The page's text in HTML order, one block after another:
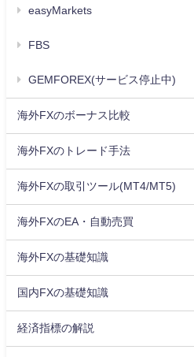
easyMarkets
FBS
GEMFOREX(サービス停止中)
海外FXのボーナス比較
海外FXのトレード手法
海外FXの取引ツール(MT4/MT5)
海外FXのEA・自動売買
海外FXの基礎知識
国内FXの基礎知識
経済指標の解説